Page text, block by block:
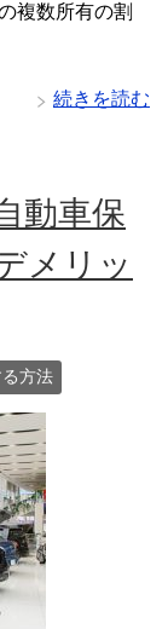
複数所有の割
続きを読む
動車保
メリッ
方法